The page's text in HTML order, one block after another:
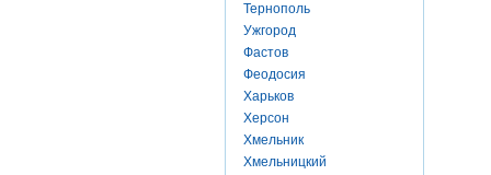
Тернополь
Ужгород
Фастов
Феодосия
Харьков
Херсон
Хмельник
Хмельницкий